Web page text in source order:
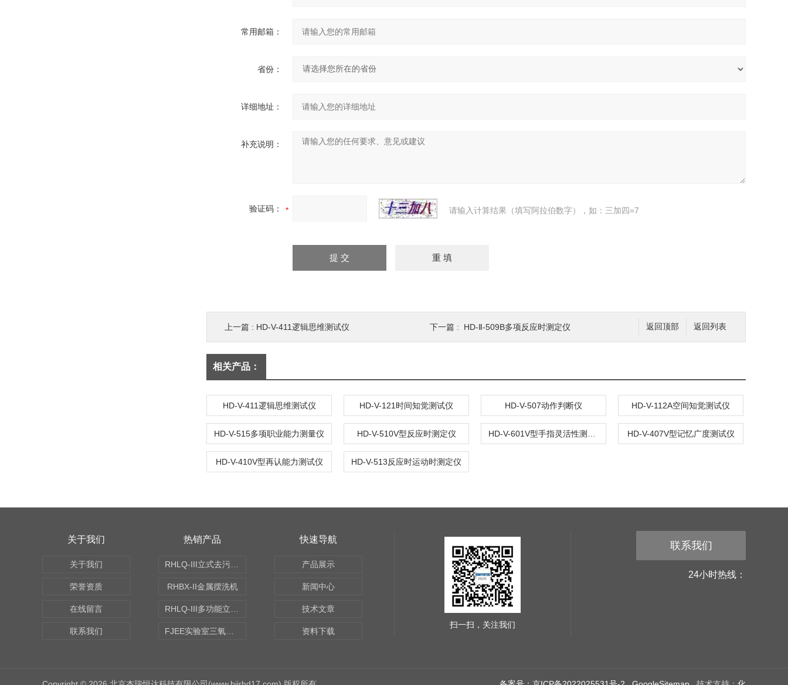
常用邮箱：
省份：
详细地址：
补充说明：
验证码： 请输入计算结果（填写阿拉伯数字），如：三加四=7
返回列表
返回顶部
上一篇 : HD-V-411逻辑思维测试仪 下一篇 : HD-Ⅱ-509B多项反应时测定仪
相关产品：
HD-V-411逻辑思维测试仪 HD-V-121时间知觉测试仪 HD-V-507动作判断仪 HD-V-112A空间知觉测试仪
HD-V-515多项职业能力测量仪 HD-V-510V型反应时测定仪 HD-V-407V型记忆广度测试仪
HD-V-410V型再认能力测试仪 HD-V-513反应时运动时测定仪
关于我们
关于我们
荣誉资质
在线留言
联系我们
热销产品
RHBX-II金属摆洗机
快速导航
产品展示
新闻中心
技术文章
资料下载
扫一扫，关注我们
联系我们
24小时热线：